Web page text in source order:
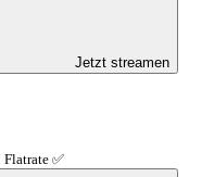
Jetzt streamen
Flatrate ✅